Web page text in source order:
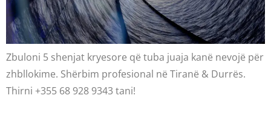
Zbuloni 5 shenjat kryesore që tuba juaja kanë nevojë për
zhbllokime. Shërbim profesional në Tiranë & Durrës.
Thirni +355 68 928 9343 tani!